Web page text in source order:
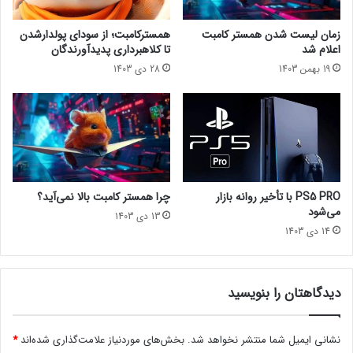
دی سیفیلم
ف
ی
ک
ر
د
ب
ا
س
ا
۲
م
ع
ر
ی
ش
د
د
زمان لیست شدن همستر کامبت
اعلام شد
19 بهمن 1403
همسترکامبت؛ از سودای پولدارشدن
تا کلاهبرداری پدیدآورندگان
28 دی 1403
PS5 PRO با تأخیر روانه بازار
می‌شود
14 دی 1403
چرا همستر کامبت بالا نمی‌آید؟
13 دی 1403
دیدگاهتان را بنویسید
نشانی ایمیل شما منتشر نخواهد شد. بخش‌های موردنیاز علامت‌گذاری شده‌اند*